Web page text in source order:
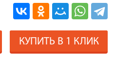
КУПИТЬ В 1 КЛИК